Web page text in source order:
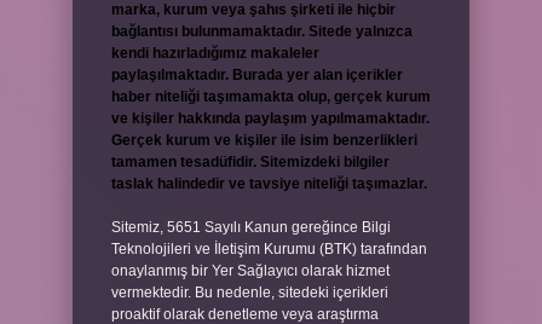
marka, kurum veya şahıs şirketi ile hiçbir
bağlantısı bulunmamaktadır. Sitede yalnızca
kendi hazırladığımız makaleler
paylaşılmaktadır. Burada yer alan içerikler
haber niteliği taşımamakta olup, gerçek kurum
ve kişiler hakkında paylaşım yapılmamaktadır.
Gerçek kurum ve kişiler ile isim benzerlikleri
tamamen tesadüfidir. Sitemizdeki bilgiler
taslak halindedir ve tavsiye niteliği taşımazlar.
Sitemiz, 5651 Sayılı Kanun gereğince Bilgi
Teknolojileri ve İletişim Kurumu (BTK) tarafından
onaylanmış bir Yer Sağlayıcı olarak hizmet
vermektedir. Bu nedenle, sitedeki içerikleri
proaktif olarak denetleme veya araştırma